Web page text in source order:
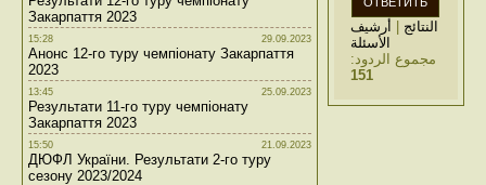
Закарпаття 2023
15:28 29.09.2023
Анонс 12-го туру чемпіонату Закарпаття
2023
13:45 25.09.2023
Результати 11-го туру чемпіонату
Закарпаття 2023
15:50 21.09.2023
ДЮФЛ України. Результати 2-го туру
сезону 2023/2024
النتائج | أرشيف
الأسئلة
مجموع الردود:
151